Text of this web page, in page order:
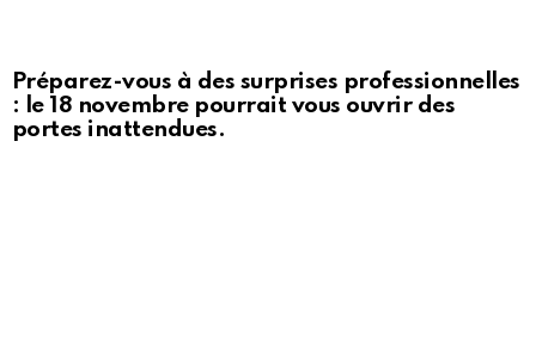
Préparez-vous à des surprises professionnelles
: le 18 novembre pourrait vous ouvrir des
portes inattendues.